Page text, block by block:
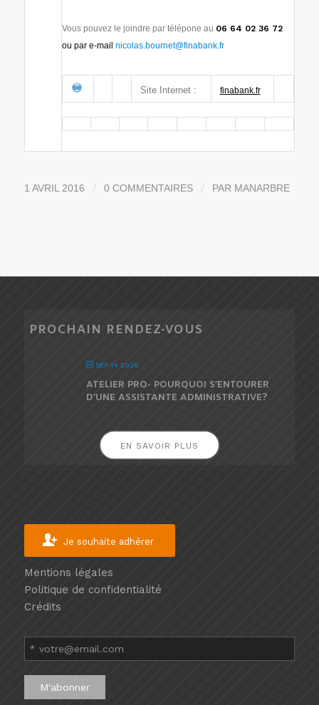
Vous pouvez le joindre par télépone au 06 64 02 36 72
ou par e-mail nicolas.bournet@finabank.fr
Site Internet : finabank.fr
1 AVRIL 2016 / 0 COMMENTAIRES / PAR MANARBRE
PROCHAIN RENDEZ-VOUS
SEP 14 2026
ATELIER PRO- POURQUOI S’ENTOURER
D’UNE ASSISTANTE ADMINISTRATIVE?
EN SAVOIR PLUS
Je souhaite adhérer
Mentions légales
Politique de confidentialité
Crédits